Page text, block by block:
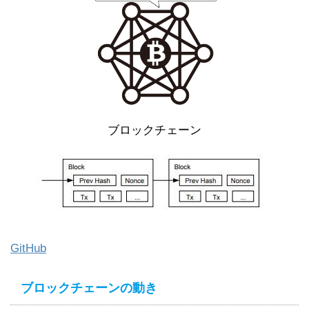
ブロックチェーン
GitHub
ブロックチェーンの動き